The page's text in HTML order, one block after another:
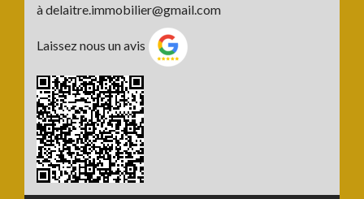
àdelaitre.immobilier@gmail.com
Laissez nous un avis